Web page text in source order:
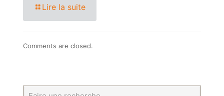
Lire la suite
Comments are closed.